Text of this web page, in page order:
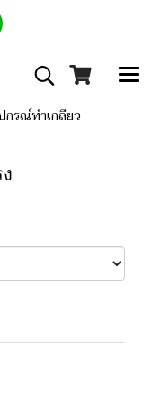
กรณ์ทำเกลียว